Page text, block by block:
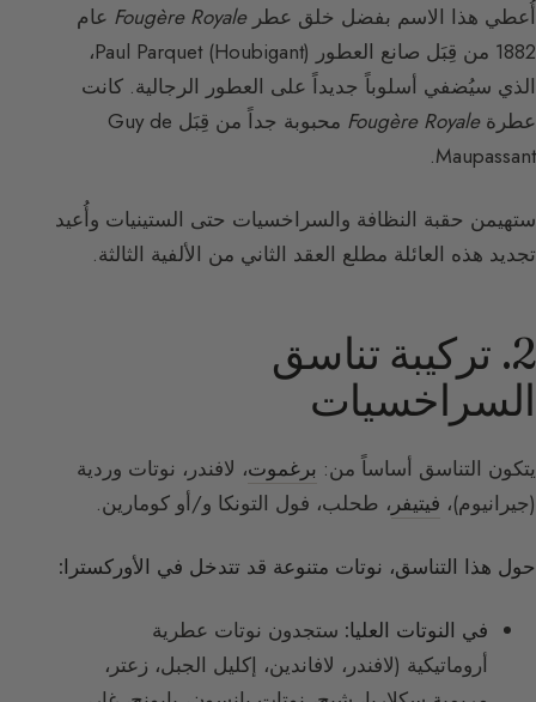
أُعطي هذا الاسم بفضل خلق عطرFougère Royale عام
1882 من قِبَل صانع العطور Paul Parquet (Houbigant)،
الذي سيُضفي أسلوباً جديداً على العطور الرجالية. كانت
عطرةFougère Royale
محبوبة جداً من قِبَل Guy de
Maupassant.
ستهيمن حقبة النظافة والسراخسيات حتى الستينيات وأُعيد
تجديد هذه العائلة مطلع العقد الثاني من الألفية الثالثة.
2. تركيبة تناسق
السراخسيات
يتكون التناسق أساساً من: برغموت، لافندر، نوتات وردية
(جيرانيوم)، فيتيفر ، طحلب، فول التونكا و/أو كومارين.
حول هذا التناسق، نوتات متنوعة قد تتدخل في الأوركسترا:
في النوتات العليا: ستجدون نوتات عطرية
أروماتيكية (لافندر، لافاندين، إكليل الجبل، زعتر،